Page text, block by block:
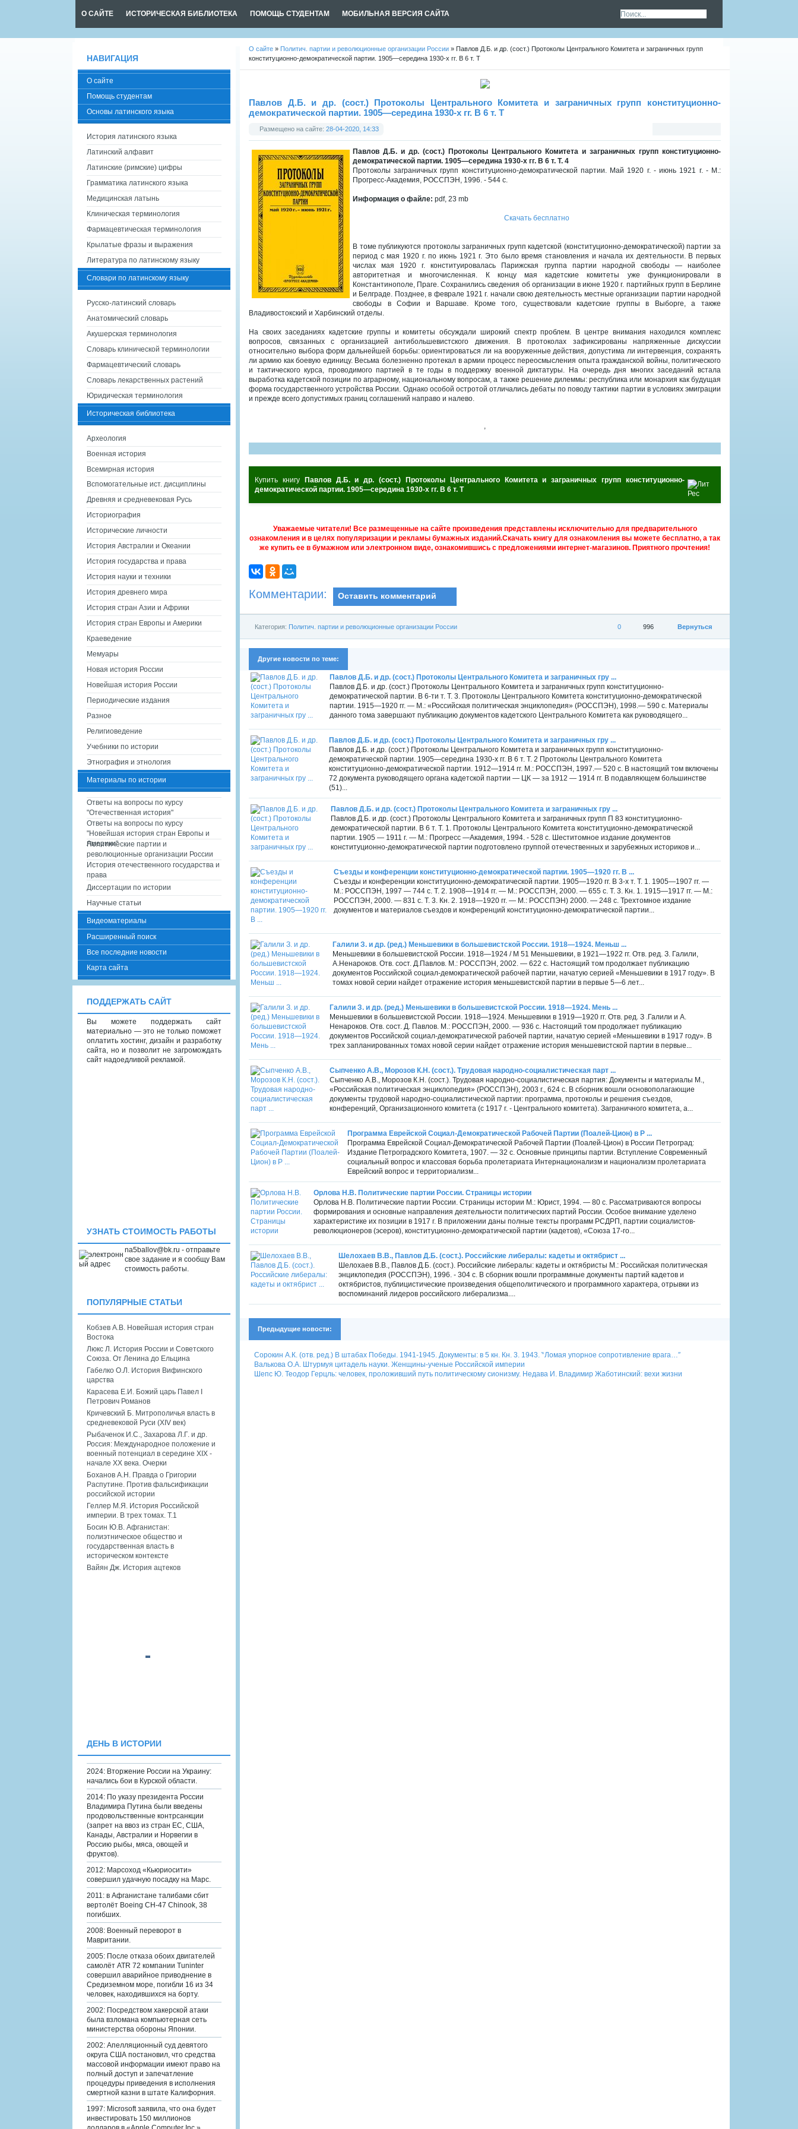
О САЙТЕ ИСТОРИЧЕСКАЯ БИБЛИОТЕКА ПОМОЩЬ СТУДЕНТАМ МОБИЛЬНАЯ ВЕРСИЯ САЙТА
О сайте » Политич. партии и революционные организации Роcсии » Павлов Д.Б. и др. (сост.) Протоколы Центрального Комитета и заграничных групп
конституционно-демократической партии. 1905—середина 1930-х гг. В 6 т. Т
Павлов Д.Б. и др. (сост.) Протоколы Центрального Комитета и заграничных групп конституционно-
демократической партии. 1905—середина 1930-х гг. В 6 т. Т
Размещено на сайте: 28-04-2020, 14:33
Павлов Д.Б. и др. (сост.) Протоколы Центрального Комитета и заграничных групп конституционно-
демократической партии. 1905—середина 1930-х гг. В 6 т. Т. 4
Протоколы заграничных групп конституционно-демократической партии. Май 1920 г. - июнь 1921 г. - М.:
Прогресс-Академия, РОССПЭН, 1996. - 544 с.
Информация о файле: pdf, 23 mb
Скачать бесплатно
В томе публикуются протоколы заграничных групп кадетской (конституционно-демократической) партии за
период с мая 1920 г. по июнь 1921 г. Это было время становления и начала их деятельности. В первых
числах мая 1920 г. конституировалась Парижская группа партии народной свободы — наиболее
авторитетная и многочисленная. К концу мая кадетские комитеты уже функционировали в
Константинополе, Праге. Сохранились сведения об организации в июне 1920 г. партийных групп в Берлине
и Белграде. Позднее, в феврале 1921 г. начали свою деятельность местные организации партии народной
свободы в Софии и Варшаве. Кроме того, существовали кадетские группы в Выборге, а также
Владивостокский и Харбинский отделы.
На своих заседаниях кадетские группы и комитеты обсуждали широкий спектр проблем. В центре внимания находился комплекс
вопросов, связанных с организацией антибольшевистского движения. В протоколах зафиксированы напряженные дискуссии
относительно выбора форм дальнейшей борьбы: ориентироваться ли на вооруженные действия, допустима ли интервенция, сохранять
ли армию как боевую единицу. Весьма болезненно протекал в армии процесс переосмысления опыта гражданской войны, политического
и тактического курса, проводимого партией в те годы в поддержку военной диктатуры. На очередь дня многих заседаний встала
выработка кадетской позиции по аграрному, национальному вопросам, а также решение дилеммы: республика или монархия как будущая
форма государственного устройства России. Однако особой остротой отличались дебаты по поводу тактики партии в условиях эмиграции
и прежде всего допустимых границ соглашений направо и налево.
,
Купить книгу Павлов Д.Б. и др. (сост.) Протоколы Центрального Комитета и заграничных групп конституционно-
демократической партии. 1905—середина 1930-х гг. В 6 т. Т
Уважаемые читатели! Все размещенные на сайте произведения представлены исключительно для предварительного
ознакомления и в целях популяризации и рекламы бумажных изданий.Скачать книгу для ознакомления вы можете бесплатно, а так
же купить ее в бумажном или электронном виде, ознакомившись с предложениями интернет-магазинов. Приятного прочтения!
Комментарии: Оставить комментарий
Вернуться
996
0
Категория: Политич. партии и революционные организации Роcсии
Другие новости по теме:
Павлов Д.Б. и др. (сост.) Протоколы Центрального Комитета и заграничных гру ...
Павлов Д.Б. и др. (сост.) Протоколы Центрального Комитета и заграничных групп конституционно-
демократической партии. В 6-ти т. Т. 3. Протоколы Центрального Комитета конституционно-демократической
партии. 1915—1920 гг. — М.: «Российская политическая энциклопедия» (РОССПЭН), 1998.— 590 с. Материалы
данного тома завершают публикацию документов кадетского Центрального Комитета как руководящего...
Павлов Д.Б. и др. (сост.) Протоколы Центрального Комитета и заграничных гру ...
Павлов Д.Б. и др. (сост.) Протоколы Центрального Комитета и заграничных групп конституционно-
демократической партии. 1905—середина 1930-х гг. В 6 т. Т. 2 Протоколы Центрального Комитета
конституционно-демократической партии. 1912—1914 гг. М.: РОССПЭН, 1997.— 520 с. В настоящий том включены
72 документа руководящего органа кадетской партии — ЦК — за 1912 — 1914 гг. В подавляющем большинстве
(51)...
Павлов Д.Б. и др. (сост.) Протоколы Центрального Комитета и заграничных гру ...
Павлов Д.Б. и др. (сост.) Протоколы Центрального Комитета и заграничных групп П 83 конституционно-
демократической партии. В 6 т. Т. 1. Протоколы Центрального Комитета конституционно-демократической
партии. 1905 — 1911 г. — М.: Прогресс —Академия, 1994. - 528 с. Шеститомное издание документов
конституционно-демократической партии подготовлено группой отечественных и зарубежных историков и...
Съезды и конференции конституционно-демократической партии. 1905—1920 гг. В ...
Съезды и конференции конституционно-демократической партии. 1905—1920 гг. В 3-х т. Т. 1. 1905—1907 гг. —
М.: РОССПЭН, 1997 — 744 с. Т. 2. 1908—1914 гг. — М.: РОССПЭН, 2000. — 655 с. Т. 3. Кн. 1. 1915—1917 гг. — М.:
РОССПЭН, 2000. — 831 с. Т. 3. Кн. 2. 1918—1920 гг. — М.: РОССПЭН) 2000. — 248 с. Трехтомное издание
документов и материалов съездов и конференций конституционно-демократической партии...
Галили З. и др. (ред.) Меньшевики в большевистской России. 1918—1924. Меньш ...
Меньшевики в большевистской России. 1918—1924 / М 51 Меньшевики, в 1921—1922 гг. Отв. ред. З. Галили,
А.Ненароков. Отв. сост. Д.Павлов. М.: РОССПЭН, 2002. — 622 с. Настоящий том продолжает публикацию
документов Российской социал-демократической рабочей партии, начатую серией «Меньшевики в 1917 году». В
томах новой серии найдет отражение история меньшевистской партии в первые 5—6 лет...
Галили З. и др. (ред.) Меньшевики в большевистской России. 1918—1924. Мень ...
Меньшевики в большевистской России. 1918—1924. Меньшевики в 1919—1920 гг. Отв. ред. З .Галили и А.
Ненароков. Отв. сост. Д. Павлов. М.: РОССПЭН, 2000. — 936 с. Настоящий том продолжает публикацию
документов Российской социал-демократической рабочей партии, начатую серией «Меньшевики в 1917 году». В
трех запланированных томах новой серии найдет отражение история меньшевистской партии в первые...
Сыпченко А.В., Морозов К.Н. (сост.). Трудовая народно-социалистическая парт ...
Сыпченко А.В., Морозов К.Н. (сост.). Трудовая народно-социалистическая партия: Документы и материалы М.,
«Российская политическая энциклопедия» (РОССПЭН), 2003 г., 624 с. В сборник вошли основополагающие
документы трудовой народно-социалистической партии: программа, протоколы и решения съездов,
конференций, Организационного комитета (с 1917 г. - Центрального комитета). Заграничного комитета, а...
Программа Еврейской Социал-Демократической Рабочей Партии (Поалей-Цион) в Р ...
Программа Еврейской Социал-Демократической Рабочей Партии (Поалей-Цион) в России Петроград:
Издание Петроградского Комитета, 1907. — 32 с. Основные принципы партии. Вступление Современный
социальный вопрос и классовая борьба пролетариата Интернационализм и национализм пролетариата
Еврейский вопрос и территориализм...
Орлова Н.В. Политические партии России. Страницы истории
Орлова Н.В. Политические партии России. Страницы истории М.: Юрист, 1994. — 80 с. Рассматриваются вопросы
формирования и основные направления деятельности политических партий России. Особое внимание уделено
характеристике их позиции в 1917 г. В приложении даны полные тексты программ РСДРП, партии социалистов-
революционеров (эсеров), конституционно-демократической партии (кадетов), «Союза 17-го...
Шелохаев В.В., Павлов Д.Б. (сост.). Российские либералы: кадеты и октябрист ...
Шелохаев В.В., Павлов Д.Б. (сост.). Российские либералы: кадеты и октябристы М.: Российская политическая
энциклопедия (РОССПЭН), 1996. - 304 с. В сборник вошли программные документы партий кадетов и
октябристов, публицистические произведения общеполитического и программного характера, отрывки из
воспоминаний лидеров российского либерализма....
Предыдущие новости:
Сорокин А.К. (отв. ред.) В штабах Победы. 1941-1945. Документы: в 5 кн. Кн. 3. 1943. ‶Ломая упорное сопротивление врага…″
Валькова О.А. Штурмуя цитадель науки. Женщины-ученые Российской империи
Шепс Ю. Теодор Герцль: человек, проложивший путь политическому сионизму. Недава И. Владимир Жаботинский: вехи жизни
НАВИГАЦИЯ
О сайте
Помощь студентам
Основы латинского языка
История латинского языка
Латинский алфавит
Латинские (римские) цифры
Грамматика латинского языка
Медицинская латынь
Клиническая терминология
Фармацевтическая терминология
Крылатые фразы и выражения
Литература по латинскому языку
Словари по латинскому языку
Русско-латинский словарь
Анатомический словарь
Акушерская терминология
Словарь клинической терминологии
Фармацевтический словарь
Словарь лекарственных растений
Юридическая терминология
Историческая библиотека
Археология
Военная история
Всемирная история
Вспомогательные ист. дисциплины
Древняя и средневековая Русь
Историография
Исторические личности
История Австралии и Океании
История государства и права
История науки и техники
История древнего мира
История стран Азии и Африки
История стран Европы и Америки
Краеведение
Мемуары
Новая история России
Новейшая история России
Периодические издания
Разное
Религиоведение
Учебники по истории
Этнография и этнология
Материалы по истории
Ответы на вопросы по курсу
"Отечественная история"
Ответы на вопросы по курсу
"Новейшая история стран Европы и
Америки"
Политические партии и
революционные организации России
История отечественного государства и
права
Диссертации по истории
Научные статьи
Видеоматериалы
Расширенный поиск
Все последние новости
Карта сайта
ПОДДЕРЖАТЬ САЙТ
Вы можете поддержать сайт
материально — это не только поможет
оплатить хостинг, дизайн и разработку
сайта, но и позволит не загромождать
сайт надоедливой рекламой.
УЗНАТЬ СТОИМОСТЬ РАБОТЫ
na5ballov@bk.ru - отправьте
свое задание и я сообщу Вам
стоимость работы.
ПОПУЛЯРНЫЕ СТАТЬИ
Кобзев А.В. Новейшая история стран
Востока
Люкс Л. История России и Советского
Союза. От Ленина до Ельцина
Габелко О.Л. История Вифинского
царства
Карасева Е.И. Божий царь Павел I
Петрович Романов
Кричевский Б. Митрополичья власть в
средневековой Руси (XIV век)
Рыбаченок И.С., Захарова Л.Г. и др.
Россия: Международное положение и
военный потенциал в середине XIX -
начале XX века. Очерки
Боханов А.Н. Правда о Григории
Распутине. Против фальсификации
российской истории
Геллер М.Я. История Российской
империи. В трех томах. Т.1
Босин Ю.В. Афганистан:
полиэтническое общество и
государственная власть в
историческом контексте
Вайян Дж. История ацтеков
ДЕНЬ В ИСТОРИИ
2024: Вторжение России на Украину:
начались бои в Курской области.
2014: По указу президента России
Владимира Путина были введены
продовольственные контрсанкции
(запрет на ввоз из стран ЕС, США,
Канады, Австралии и Норвегии в
Россию рыбы, мяса, овощей и
фруктов).
2012: Марсоход «Кьюриосити»
совершил удачную посадку на Марс.
2011: в Афганистане талибами сбит
вертолёт Boeing CH-47 Chinook, 38
погибших.
2008: Военный переворот в
Мавритании.
2005: После отказа обоих двигателей
самолёт ATR 72 компании Tuninter
совершил аварийное приводнение в
Средиземном море, погибли 16 из 34
человек, находившихся на борту.
2002: Посредством хакерской атаки
была взломана компьютерная сеть
министерства обороны Японии.
2002: Апелляционный суд девятого
округа США постановил, что средства
массовой информации имеют право на
полный доступ и запечатление
процедуры приведения в исполнения
смертной казни в штате Калифорния.
1997: Microsoft заявила, что она будет
инвестировать 150 миллионов